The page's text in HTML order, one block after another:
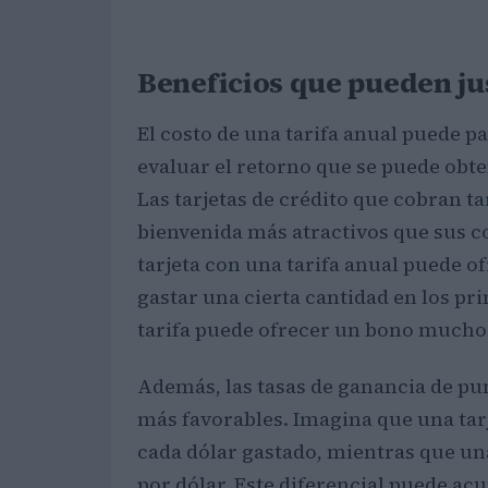
Beneficios que pueden
El costo de una tarifa anual puede
evaluar el retorno que se puede
Las tarjetas de crédito que cobran
bienvenida más atractivos que sus
tarjeta con una tarifa anual puede
gastar una cierta cantidad en los
tarifa puede ofrecer un bono
Además, las tasas de ganancia de
más favorables. Imagina que una
cada dólar gastado, mientras que